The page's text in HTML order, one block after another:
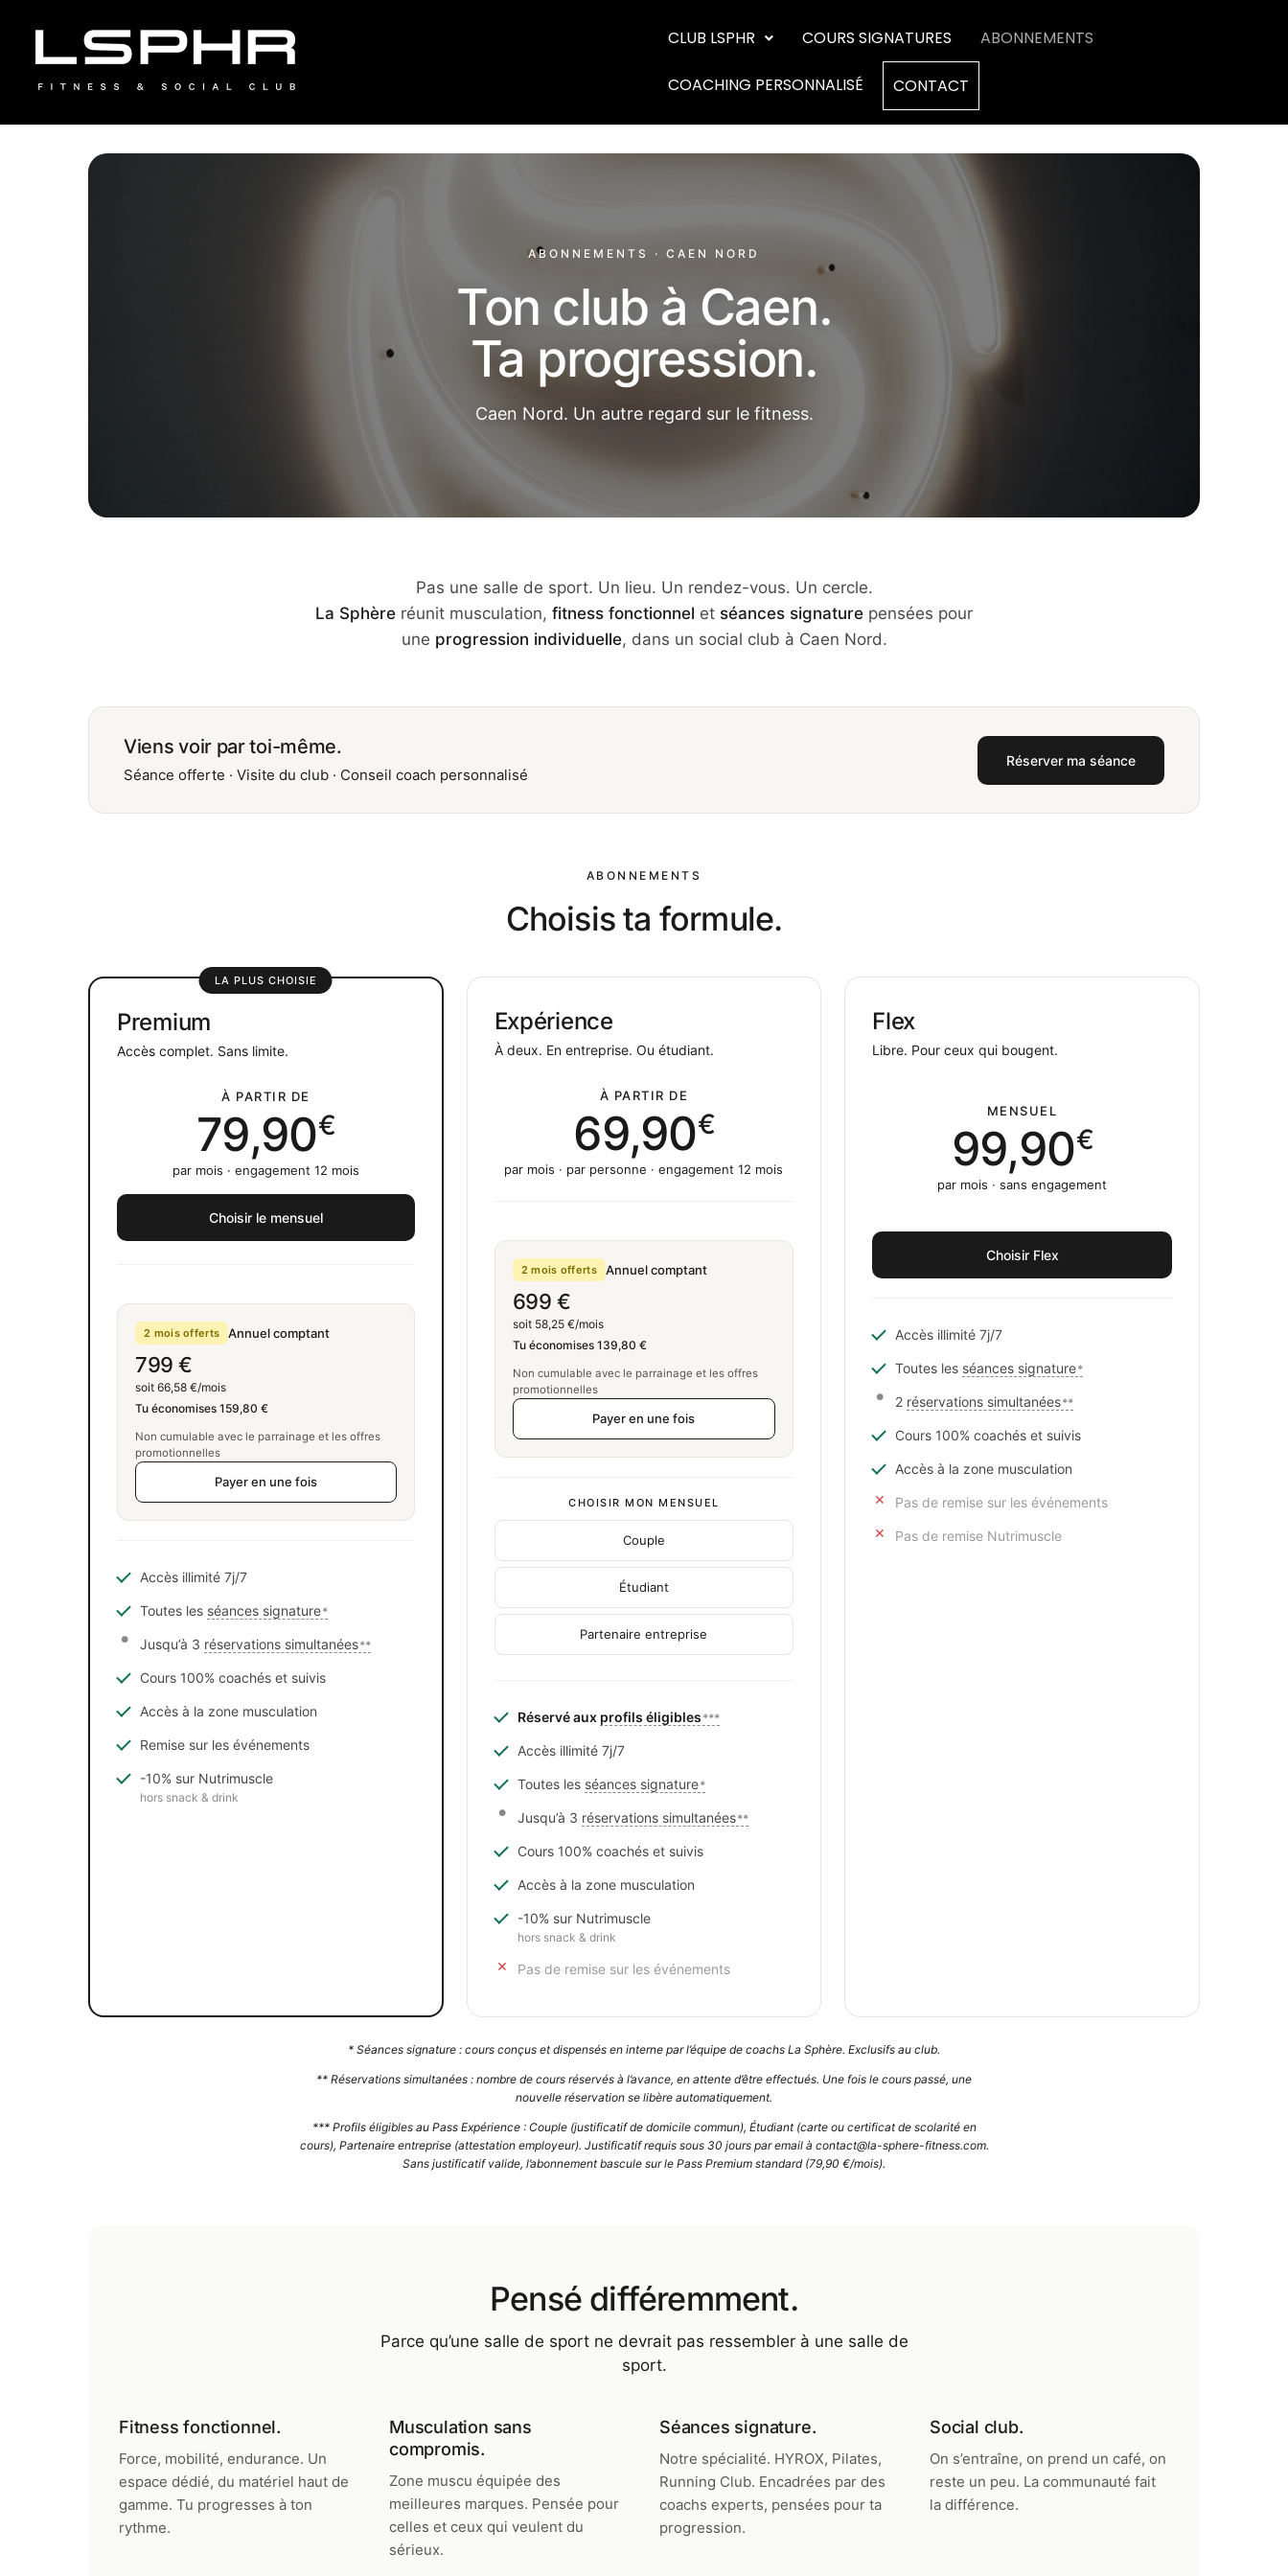
CLUB LSPHR COURS SIGNATURES ABONNEMENTS
COACHING PERSONNALISÉ CONTACT
ABONNEMENTS · CAEN NORD
Ton club à Caen.
Ta progression.
Caen Nord. Un autre regard sur le fitness.
Pas une salle de sport. Un lieu. Un rendez-vous. Un cercle.
La Sphère réunit musculation, fitness fonctionnel et séances signature pensées pour
une progression individuelle, dans un social club à Caen Nord.
Viens voir par toi-même.
Séance offerte · Visite du club · Conseil coach personnalisé
Réserver ma séance
ABONNEMENTS
Choisis ta formule.
LA PLUS CHOISIE
Premium
Accès complet. Sans limite.
À PARTIR DE
79,90€
par mois · engagement 12 mois
Choisir le mensuel
2 mois offerts Annuel comptant
799 €
soit 66,58 €/mois
Tu économises 159,80 €
Non cumulable avec le parrainage et les offres
promotionnelles
Payer en une fois
Accès illimité 7j/7
Toutes les séances signature*
Jusqu’à 3 réservations simultanées**
Cours 100% coachés et suivis
Accès à la zone musculation
Remise sur les événements
-10% sur Nutrimuscle
hors snack & drink
Expérience
À deux. En entreprise. Ou étudiant.
À PARTIR DE
69,90€
par mois · par personne · engagement 12 mois
2 mois offerts Annuel comptant
699 €
soit 58,25 €/mois
Tu économises 139,80 €
Non cumulable avec le parrainage et les offres
promotionnelles
Payer en une fois
CHOISIR MON MENSUEL
Couple
Étudiant
Partenaire entreprise
Réservé aux profils éligibles ***
Accès illimité 7j/7
Toutes les séances signature*
Jusqu’à 3 réservations simultanées**
Cours 100% coachés et suivis
Accès à la zone musculation
-10% sur Nutrimuscle
hors snack & drink
Pas de remise sur les événements
Flex
Libre. Pour ceux qui bougent.
MENSUEL
99,90€
par mois · sans engagement
Choisir Flex
Accès illimité 7j/7
Toutes les séances signature*
2 réservations simultanées**
Cours 100% coachés et suivis
Accès à la zone musculation
Pas de remise sur les événements
Pas de remise Nutrimuscle
* Séances signature : cours conçus et dispensés en interne par l’équipe de coachs La Sphère. Exclusifs au club.
** Réservations simultanées : nombre de cours réservés à l’avance, en attente d’être effectués. Une fois le cours passé, une
nouvelle réservation se libère automatiquement.
*** Profils éligibles au Pass Expérience : Couple (justificatif de domicile commun), Étudiant (carte ou certificat de scolarité en
cours), Partenaire entreprise (attestation employeur). Justificatif requis sous 30 jours par email à contact@la-sphere-fitness.com.
Sans justificatif valide, l’abonnement bascule sur le Pass Premium standard (79,90 €/mois).
Pensé différemment.
Parce qu’une salle de sport ne devrait pas ressembler à une salle de
sport.
Fitness fonctionnel.
Force, mobilité, endurance. Un
espace dédié, du matériel haut de
gamme. Tu progresses à ton
rythme.
Musculation sans
compromis.
Zone muscu équipée des
meilleures marques. Pensée pour
celles et ceux qui veulent du
sérieux.
Séances signature.
Notre spécialité. HYROX, Pilates,
Running Club. Encadrées par des
coachs experts, pensées pour ta
progression.
Social club.
On s’entraîne, on prend un café, on
reste un peu. La communauté fait
la différence.